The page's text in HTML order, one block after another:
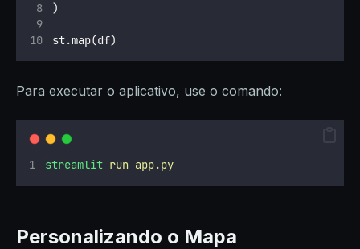
)
st.map(df)
Para executar o aplicativo, use o comando:
streamlit run app.py
Personalizando o Mapa